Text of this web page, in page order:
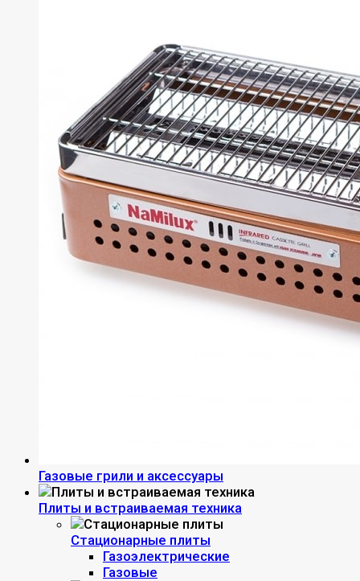
Газовые грили и аксессуары
Плиты и встраиваемая техника
Стационарные плиты
Газоэлектрические
Газовые